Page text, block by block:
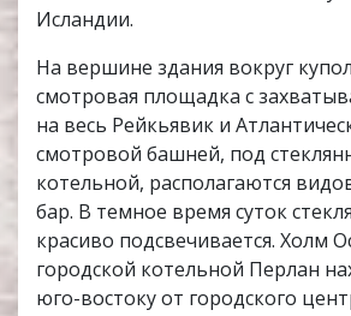
Исландии.
На вершине здания вокруг
смотровая площадка с
на весь Рейкьявик и
смотровой башней, под
котельной, располагаются
бар. В темное время суток
красиво подсвечивается. Холм
городской котельной Перлан
юго-востоку от городского